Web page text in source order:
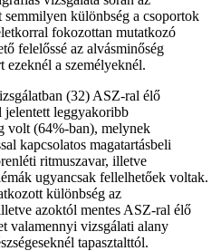
különbség a csoportok
fokozottan mutatkozó
felelőssé az alvásminő­ség
ezeknél a személyeknél.
(32) ASZ-ral élő
jelentett leggyakoribb
volt (64%-ban), melynek
kapcsolatos magatartásbeli
ritmuszavar, illetve
ugyancsak fellelhetőek voltak.
különbség az
azoktól mentes ASZ-ral élő
valamennyi vizsgálati alany
tapasztalttól.